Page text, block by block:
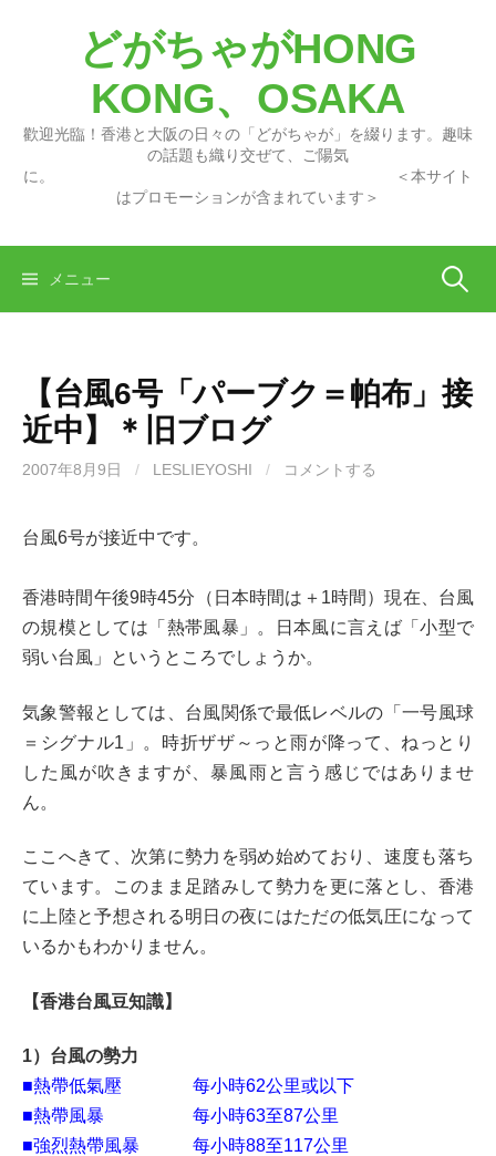
どがちゃがHONG
KONG、OSAKA
歡迎光臨！香港と大阪の日々の「どがちゃが」を綴ります。趣味
の話題も織り交ぜて、ご陽気
に。 ＜本サイト
はプロモーションが含まれています＞
メニュー 検
【台風6号「パーブク＝帕布」接
近中】＊旧ブログ
2007年8月9日 / LESLIEYOSHI / コメントする
台風6号が接近中です。
香港時間午後9時45分（日本時間は＋1時間）現在、台風
の規模としては「熱帯風暴」。日本風に言えば「小型で
弱い台風」というところでしょうか。
気象警報としては、台風関係で最低レベルの「一号風球
＝シグナル1」。時折ザザ～っと雨が降って、ねっとり
した風が吹きますが、暴風雨と言う感じではありませ
ん。
ここへきて、次第に勢力を弱め始めており、速度も落ち
ています。このまま足踏みして勢力を更に落とし、香港
に上陸と予想される明日の夜にはただの低気圧になって
いるかもわかりません。
【香港台風豆知識】
1）台風の勢力
■熱帶低氣壓 每小時62公里或以下
■熱帶風暴 每小時63至87公里
■強烈熱帶風暴 每小時88至117公里